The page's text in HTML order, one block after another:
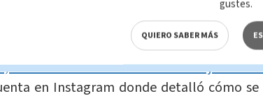
lunes 10 de abril, la actriz
confirmó el fallecimiento de su hijo Julián
en Instagram donde detalló cómo
gustes.
QUIERO SABER MÁS